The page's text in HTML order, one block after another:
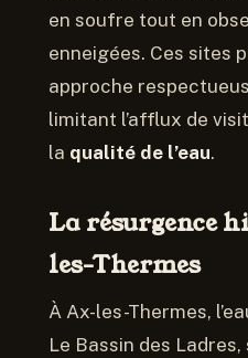
en soufre tout en
enneigées. Ces sites
approche
limitant l’afflux de
la qualité de l’eau.
La résurgence
les-Thermes
À Ax-les-Thermes,
Le Bassin des